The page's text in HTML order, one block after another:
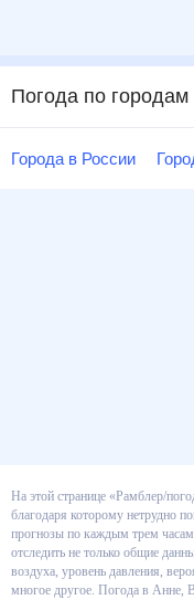
Погода по городам
Города в России
На этой странице
на 14 дней, благодаря
климатические скачки,
«Рамблер/погода»
общие данные, но и
уровень давления,